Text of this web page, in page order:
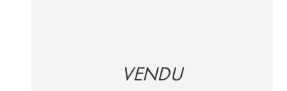
VENDU